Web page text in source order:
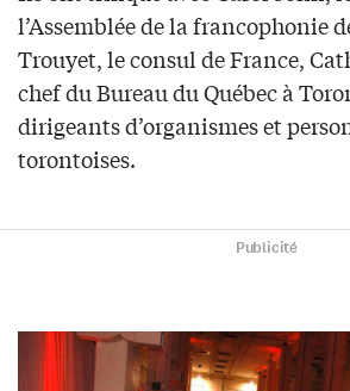
l’Assemblée de la francophonie
Trouyet, le consul de France,
chef du Bureau du Québec à
dirigeants d’organismes et
torontoises.
Publicité